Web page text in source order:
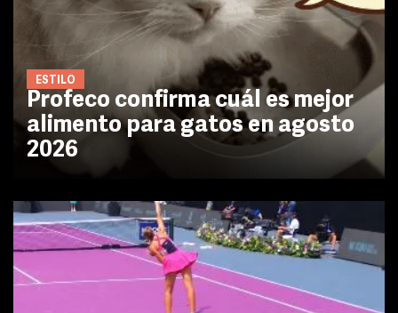
ESTILO
Profeco confirma cuál es mejor
alimento para gatos en agosto
2026